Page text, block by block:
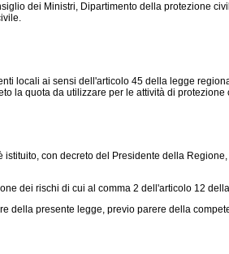
dei Ministri, Dipartimento della protezione
ai sensi dell'articolo 45 della legge
la quota da utilizzare per le attività di
istituito, con decreto del Presidente della
dei rischi di cui al comma 2 dell'articolo 12 della
presente legge, previo parere della